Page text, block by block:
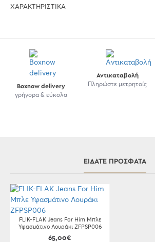
ΧΑΡΑΚΤΗΡΙΣΤΙΚΆ
Boxnow delivery
γρήγορα & εύκολα
Αντικαταβολή
Πληρώστε μετρητοίς
ΕΊΔΑΤΕ ΠΡΌΣΦΑΤΑ
FLIK-FLAK Jeans For Him Μπλε
Υφασμάτινο Λουράκι ZFPSP006
65,00€